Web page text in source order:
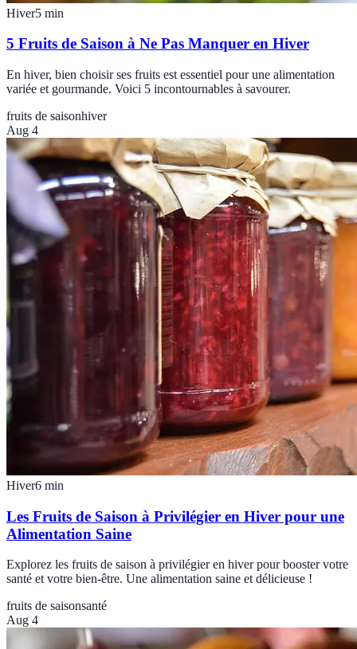
Hiver5 min
5 Fruits de Saison à Ne Pas Manquer en Hiver
En hiver, bien choisir ses fruits est essentiel pour une alimentation
variée et gourmande. Voici 5 incontournables à savourer.
fruits de saisonhiver
Aug 4
Hiver6 min
Les Fruits de Saison à Privilégier en Hiver pour une
Alimentation Saine
Explorez les fruits de saison à privilégier en hiver pour booster votre
santé et votre bien-être. Une alimentation saine et délicieuse !
fruits de saisonsanté
Aug 4